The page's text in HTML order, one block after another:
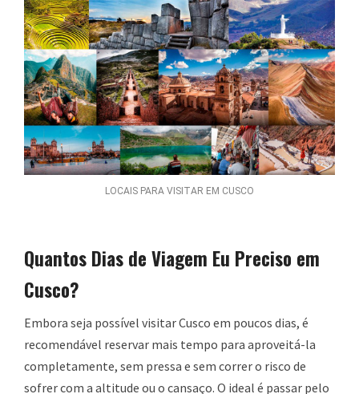
LOCAIS PARA VISITAR EM CUSCO
Quantos Dias de Viagem Eu Preciso em
Cusco?
Embora seja possível visitar Cusco em poucos dias, é
recomendável reservar mais tempo para aproveitá-la
completamente, sem pressa e sem correr o risco de
sofrer com a altitude ou o cansaço. O ideal é passar pelo